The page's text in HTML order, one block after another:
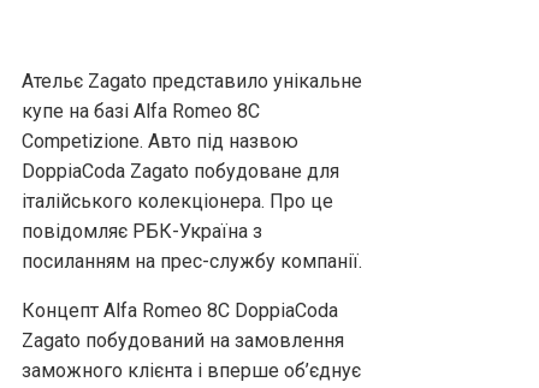
Ательє Zagato представило унікальне
купе на базі Alfa Romeo 8C
Competizione. Авто під назвою
DoppiaCoda Zagato побудоване для
італійського колекціонера. Про це
повідомляє РБК-Україна з
посиланням на прес-службу компанії.
Концепт Alfa Romeo 8C DoppiaCoda
Zagato побудований на замовлення
заможного клієнта і вперше об’єднує